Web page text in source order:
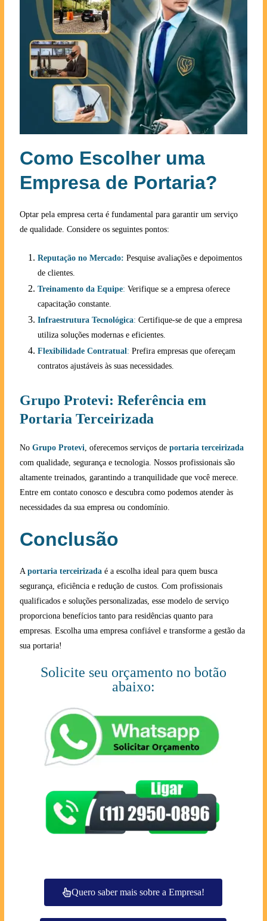
Como Escolher uma
Empresa de Portaria?
Optar pela empresa certa é fundamental para garantir um serviço
de qualidade. Considere os seguintes pontos:
Reputação no Mercado: Pesquise avaliações e depoimentos
de clientes.
Treinamento da Equipe: Verifique se a empresa oferece
capacitação constante.
Infraestrutura Tecnológica: Certifique-se de que a empresa
utiliza soluções modernas e eficientes.
Flexibilidade Contratual: Prefira empresas que ofereçam
contratos ajustáveis às suas necessidades.
Grupo Protevi: Referência em
Portaria Terceirizada
No Grupo Protevi , oferecemos serviços de portaria terceirizada
com qualidade, segurança e tecnologia. Nossos profissionais são
altamente treinados, garantindo a tranquilidade que você merece.
Entre em contato conosco e descubra como podemos atender às
necessidades da sua empresa ou condomínio.
Conclusão
A portaria terceirizadaé a escolha ideal para quem busca
segurança, eficiência e redução de custos. Com profissionais
qualificados e soluções personalizadas, esse modelo de serviço
proporciona benefícios tanto para residências quanto para
empresas. Escolha uma empresa confiável e transforme a gestão da
sua portaria!
Solicite seu orçamento no botão
abaixo:
Quero saber mais sobre a Empresa!